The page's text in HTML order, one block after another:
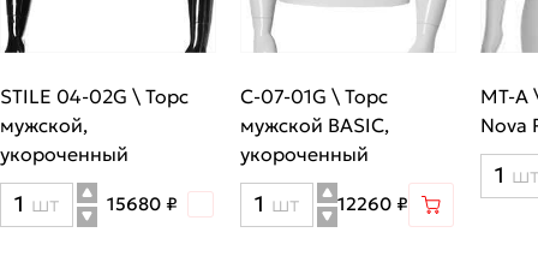
STILE 04-02G \ Торс
мужской,
укороченный
Количество
товара
шт 15680 ₽
C-07-01G \ Торс
мужской BASIC,
укороченный
Количество
товара
шт 12260 ₽
MT-A
Nova
шт